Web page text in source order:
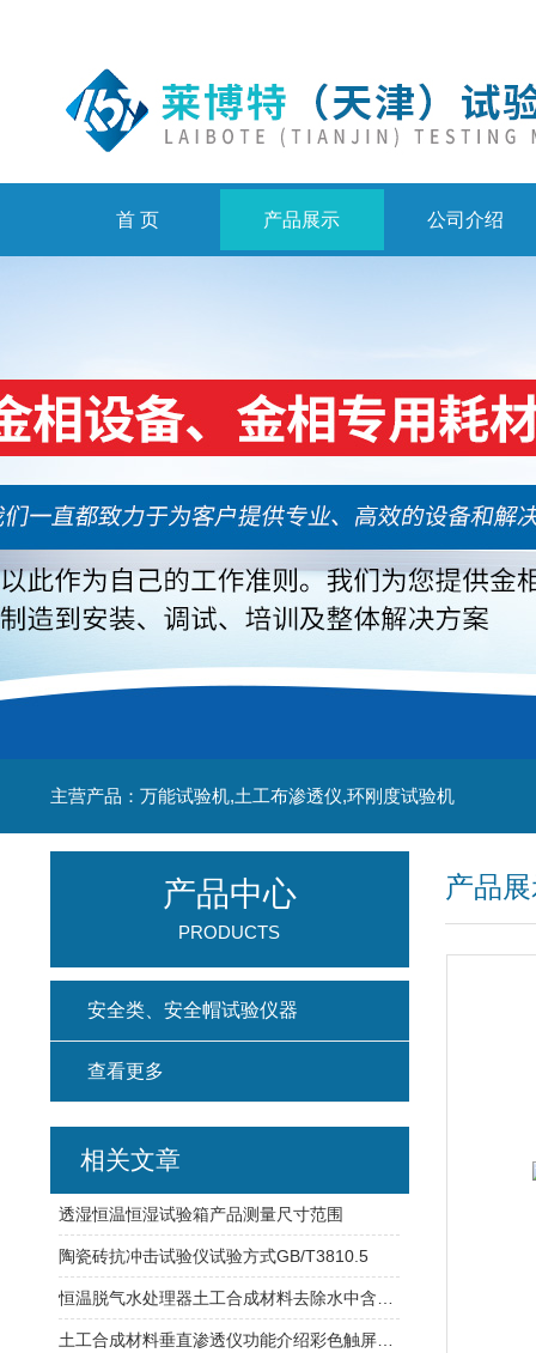
首 页 产品展示 公司介绍
主营产品：万能试验机,土工布渗透仪,环刚度试验机
产品
产品中心
PRODUCTS
安全类、安全帽试验仪器
查看更多
相关文章
透湿恒温恒湿试验箱产品测量尺寸范围
陶瓷砖抗冲击试验仪试验方式GB/T3810.5